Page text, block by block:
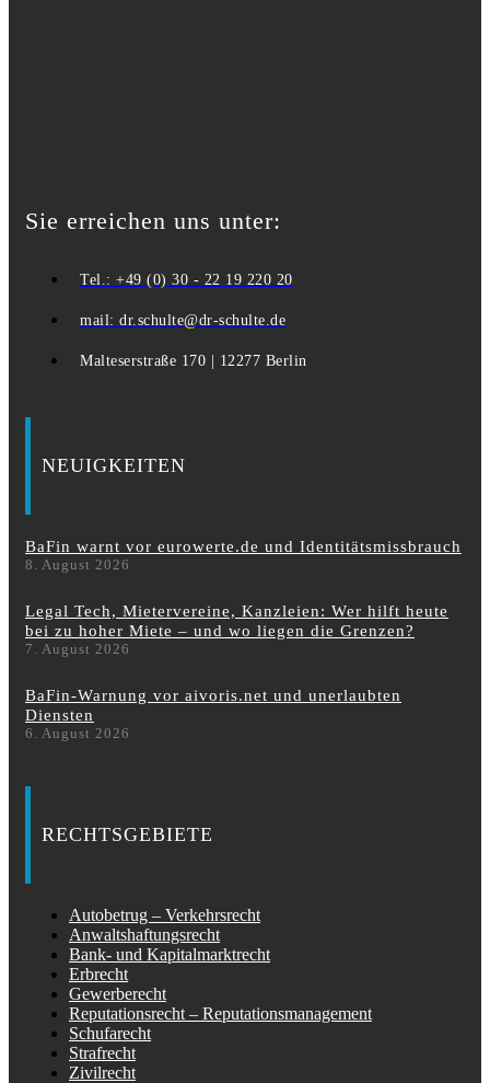
Sie erreichen uns unter:
Tel.: +49 (0) 30 - 22 19 220 20
mail: dr.schulte@dr-schulte.de
Malteserstraße 170 | 12277 Berlin
NEUIGKEITEN
BaFin warnt vor eurowerte.de und Identitätsmissbrauch
8. August 2026
Legal Tech, Mietervereine, Kanzleien: Wer hilft heute
bei zu hoher Miete – und wo liegen die Grenzen?
7. August 2026
BaFin-Warnung vor aivoris.net und unerlaubten
Diensten
6. August 2026
RECHTSGEBIETE
Autobetrug – Verkehrsrecht
Anwaltshaftungsrecht
Bank- und Kapitalmarktrecht
Erbrecht
Gewerberecht
Reputationsrecht – Reputationsmanagement
Schufarecht
Strafrecht
Zivilrecht